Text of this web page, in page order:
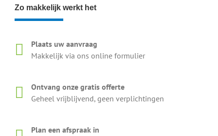
Zo makkelijk werkt het
Plaats uw aanvraag
Makkelijk via ons online formulier
Ontvang onze gratis offerte
Geheel vrijblijvend, geen verplichtingen
Plan een afspraak in